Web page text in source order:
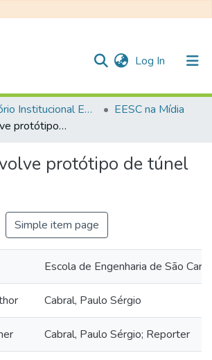
Log In (current)
Repositório Institucional EESC
EESC na Mídia
USP desenvolve protótipo de túnel de vento
protótipo de túnel
Simple item page
Escola de Engenharia de São
Cabral, Paulo Sérgio
Cabral, Paulo Sérgio; Reporter